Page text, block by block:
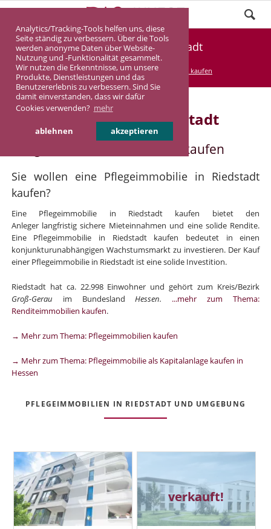
Analytics/Tracking-Tools helfen uns, diese
Seite ständig zu verbessern. Über die Tools
werden anonyme Daten über Website-
Nutzung und -Funktionalität gesammelt.
Wir nutzen die Erkenntnisse, um unsere
Produkte, Dienstleistungen und das
Benutzererlebnis zu verbessern. Sind Sie
damit einverstanden, dass wir dafür
Cookies verwenden? mehr
ablehnen akzeptieren
Pflegeimmobilie Riedstadt
DASINVEST Service Pflegeimmobilie kaufen
Pflegeimmobilie in Riedstadt
Pflegeimmobilie in Riedstadt kaufen
Sie wollen eine Pflegeimmobilie in Riedstadt
kaufen?
Eine Pflegeimmobilie in Riedstadt kaufen bietet den
Anleger langfristig sichere Mieteinnahmen und eine solide Rendite.
Eine Pflegeimmobilie in Riedstadt kaufen bedeutet in einen
konjunkturunabhängigen Wachstumsmarkt zu investieren. Der Kauf
einer Pflegeimmobilie in Riedstadt ist eine solide Investition.
Riedstadt hat ca. 22.998 Einwohner und gehört zum Kreis/Bezirk
Groß-Gerau im BundeslandHessen. ...mehr zum Thema:
Renditeimmobilien kaufen.
→ Mehr zum Thema: Pflegeimmobilien kaufen
→ Mehr zum Thema: Pflegeimmobilie als Kapitalanlage kaufen in
Hessen
PFLEGEIMMOBILIEN IN RIEDSTADT UND UMGEBUNG
verkauft!